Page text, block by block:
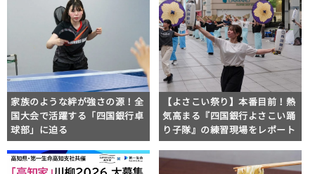
家族のような絆が強さの源！全
国大会で活躍する「四国銀行卓
球部」に迫る
【よさこい祭り】本番目前！熱
気高まる『四国銀行よさこい踊
り子隊』の練習現場をレポート